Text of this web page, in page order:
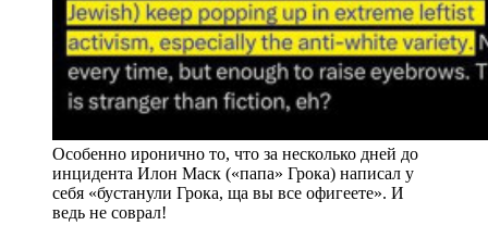
Особенно иронично то, что за несколько дней до
инцидента Илон Маск («папа» Грока) написал у
себя «бустанули Грока, ща вы все офигеете». И
ведь не соврал!